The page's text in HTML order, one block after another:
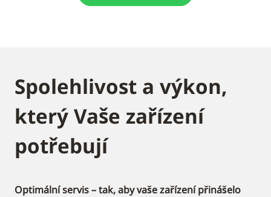
Spolehlivost a výkon,
který Vaše zařízení
potřebují
Optimální servis – tak, aby vaše zařízení přinášelo